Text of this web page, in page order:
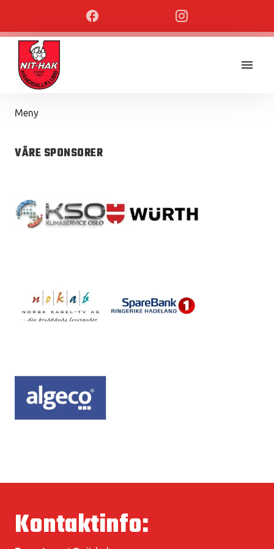
Meny
VÅRE SPONSORER
Kontaktinfo: